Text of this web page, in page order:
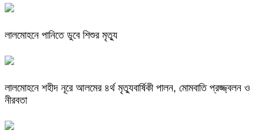
লালমোহনে পানিতে ডুবে শিশুর মৃত্যু
লালমোহনে শহীদ নূরে আলমের ৪র্থ মৃত্যুবার্ষিকী পালন, মোমবাতি প্রজ্জ্বলন ও
নীরবতা